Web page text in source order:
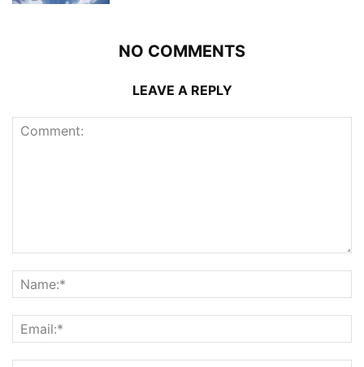
NO COMMENTS
LEAVE A REPLY